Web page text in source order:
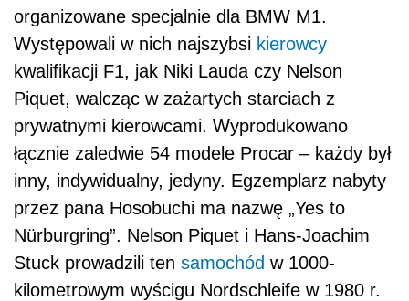
organizowane specjalnie dla BMW M1.
Występowali w nich najszybsi kierowcy
kwalifikacji F1, jak Niki Lauda czy Nelson
Piquet, walcząc w zażartych starciach z
prywatnymi kierowcami. Wyprodukowano
łącznie zaledwie 54 modele Procar – każdy był
inny, indywidualny, jedyny. Egzemplarz nabyty
przez pana Hosobuchi ma nazwę „Yes to
Nürburgring”. Nelson Piquet i Hans-Joachim
Stuck prowadzili ten samochód w 1000-
kilometrowym wyścigu Nordschleife w 1980 r.